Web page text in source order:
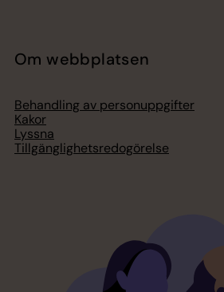
Om webbplatsen
Behandling av personuppgifter
Kakor
Lyssna
Tillgänglighetsredogörelse